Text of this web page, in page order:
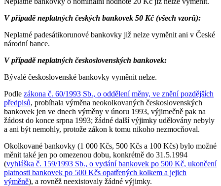
V případě neplatných českých bankovek 50 Kč (všech vzorů):
Neplatné padesátikorunové bankovky již nelze vyměnit ani v České
národní bance.
V případě neplatných československých bankovek:
Bývalé československé bankovky vyměnit nelze.
Podle zákona č. 60/1993 Sb., o oddělení měny, ve znění pozdějších
předpisů, probíhala výměna neokolkovaných československých
bankovek jen ve dnech výměny v únoru 1993, výjimečně pak na
žádost do konce srpna 1993; žádné další výjimky udělovány nebyly
a ani být nemohly, protože zákon k tomu nikoho nezmocňoval.
Okolkované bankovky (1 000 Kčs, 500 Kčs a 100 Kčs) bylo možné
měnit také jen po omezenou dobu, konkrétně do 31.5.1994
(vyhláška č. 159/1993 Sb., o vydání bankovek po 500 Kč, ukončení
platnosti bankovek po 500 Kčs opatřených kolkem a jejich
výměně), a rovněž neexistovaly žádné výjimky.